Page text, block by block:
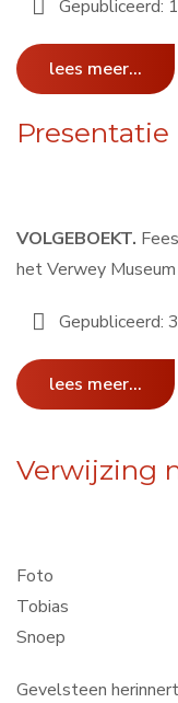
Gepubliceerd:
lees meer...
VOLGEBOEKT.
het Verwey
Gepubliceerd:
lees meer...
Verwijzing
Foto
Tobias
Snoep
Gevelsteen